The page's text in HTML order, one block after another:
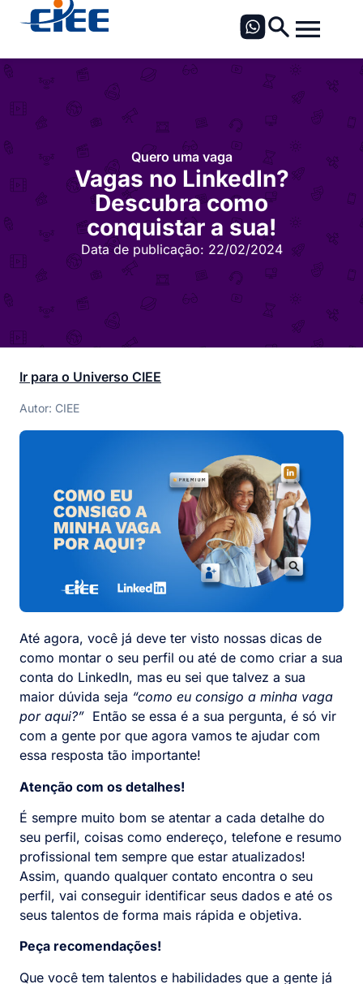
Quero uma vaga
Vagas no LinkedIn?
Descubra como
conquistar a sua!
Data de publicação: 22/02/2024
Ir para o Universo CIEE
Autor: CIEE
Até agora, você já deve ter visto nossas dicas de
como montar o seu perfil ou até de como criar a sua
conta do LinkedIn, mas eu sei que talvez a sua
maior dúvida seja “como eu consigo a minha vaga
por aqui?” Então se essa é a sua pergunta, é só vir
com a gente por que agora vamos te ajudar com
essa resposta tão importante!
Atenção com os detalhes!
É sempre muito bom se atentar a cada detalhe do
seu perfil, coisas como endereço, telefone e resumo
profissional tem sempre que estar atualizados!
Assim, quando qualquer contato encontra o seu
perfil, vai conseguir identificar seus dados e até os
seus talentos de forma mais rápida e objetiva.
Peça recomendações!
Que você tem talentos e habilidades que a gente já